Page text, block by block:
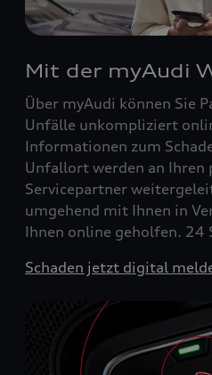
Mit der myAudi
Über myAudi können Sie
Unfälle unkompliziert
Informationen zum
Unfallort werden an Ihren
Servicepartner
umgehend mit Ihnen in
Ihnen online geholfen. 24
Schaden jetzt digital